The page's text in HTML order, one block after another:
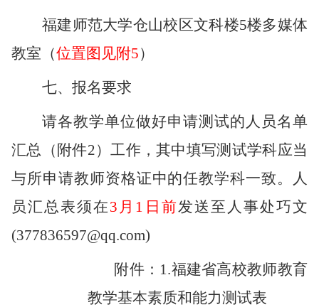
福建师范大学仓山校 区文科楼5楼多媒体
教室 （位置图 见附5）
七、报名要求
请各教学单位做好申请测试的人员名单
汇总（附件2）工作，其中填写测试学科应当
与所申请教师资格证中的任教学科一致。
人
员汇总表须在3月 1 日前发送至人事处巧文
(377836597@qq.com)
附件： 1.福建省高校教师教育
教学基本素质和能力测试表